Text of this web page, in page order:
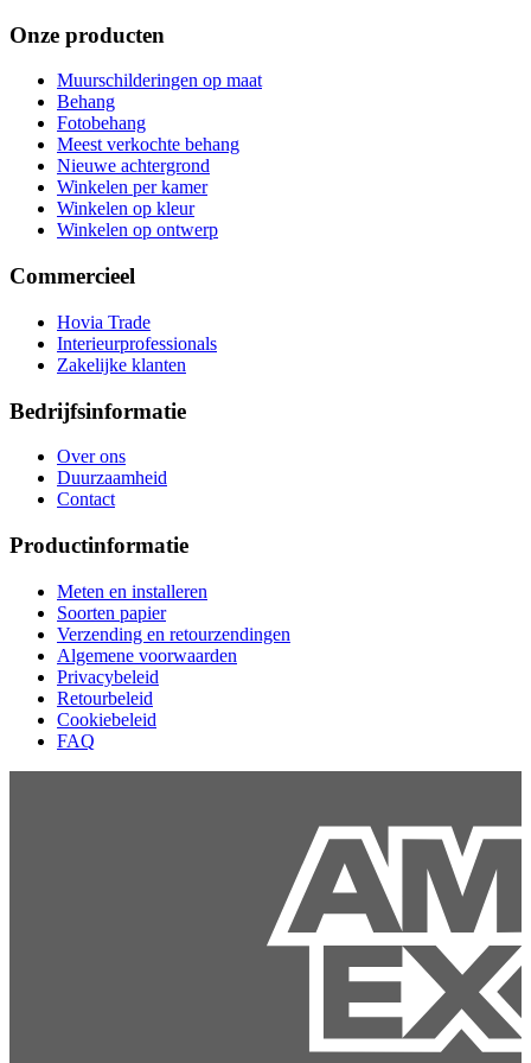
Onze producten
Muurschilderingen op maat
Behang
Fotobehang
Meest verkochte behang
Nieuwe achtergrond
Winkelen per kamer
Winkelen op kleur
Winkelen op ontwerp
Commercieel
Hovia Trade
Interieurprofessionals
Zakelijke klanten
Bedrijfsinformatie
Over ons
Duurzaamheid
Contact
Productinformatie
Meten en installeren
Soorten papier
Verzending en retourzendingen
Algemene voorwaarden
Privacybeleid
Retourbeleid
Cookiebeleid
FAQ